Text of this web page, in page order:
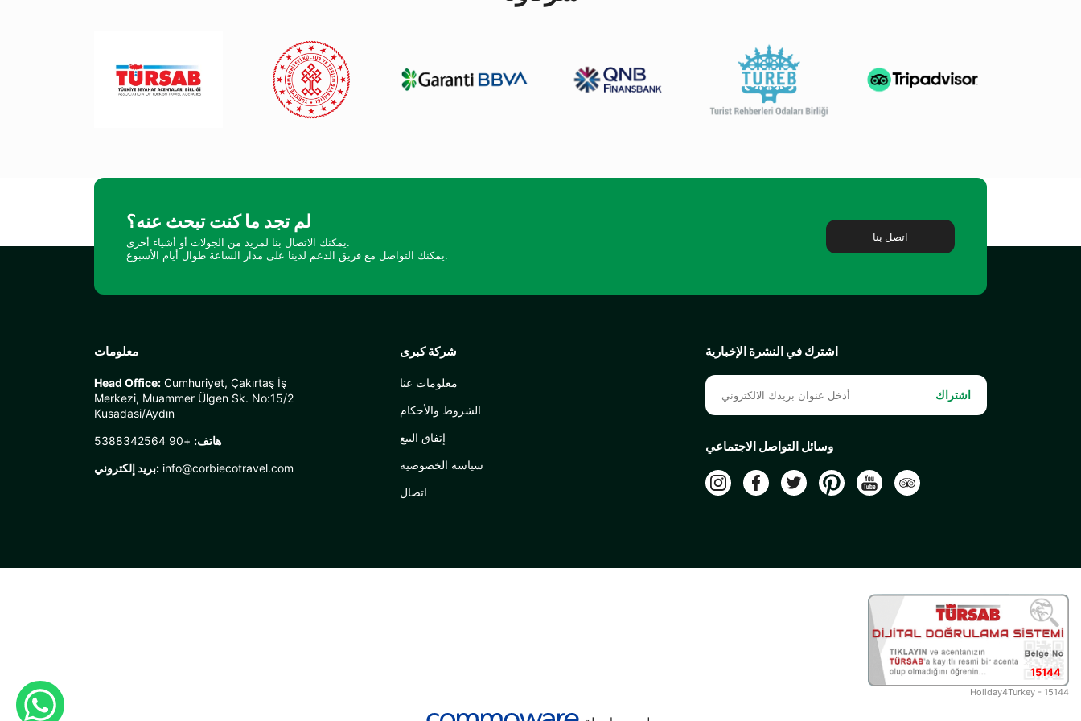
لم تجد ما كنت تبحث عنه؟
يمكنك الاتصال بنا لمزيد من الجولات أو أشياء أخرى.
يمكنك التواصل مع فريق الدعم لدينا على مدار الساعة طوال أيام الأسبوع.
اتصل بنا
معلومات
Head Office: Cumhuriyet, Çakırtaş İş
Merkezi, Muammer Ülgen Sk. No:15/2
Kusadasi/Aydın
هاتف: +90 5388342564
بريد إلكتروني: info@corbiecotravel.com
شركة كبرى
معلومات عنا
الشروط والأحكام
إتفاق البيع
سياسة الخصوصية
اتصال
اشترك في النشرة الإخبارية
اشتراك
وسائل التواصل الاجتماعي
15144
Holiday4Turkey - 15144